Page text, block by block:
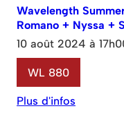
Wavelength
Romano + Nyssa +
10 août 2024 à
WL 880
Plus d'infos